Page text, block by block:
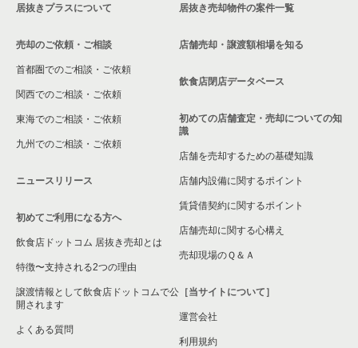
川崎市麻生区の飲食店の居抜き売却物件の案件一覧
相模原市中央区の飲食店の居抜き売却物件の案件一覧
横浜市保土ケ谷区の飲食店の居抜き売却物件の案件一覧
横浜市旭区の飲食店の居抜き売却物件の案件一覧
横浜市緑区の飲食店の居抜き売却物件の案件一覧
平塚市の飲食店の居抜き売却物件の案件一覧
横浜市港南区の飲食店の居抜き売却物件の案件一覧
横須賀市の飲食店の居抜き売却物件の案件一覧
三浦市の飲食店の居抜き売却物件の案件一覧
藤沢市の飲食店の居抜き売却物件の案件一覧
居抜きプラスについて
売却のご依頼・ご相談
首都圏でのご相談・ご依頼
関西でのご相談・ご依頼
東海でのご相談・ご依頼
九州でのご相談・ご依頼
ニュースリリース
初めてご利用になる方へ
飲食店ドットコム 居抜き売却とは
特徴〜支持される2つの理由
譲渡情報として飲食店ドットコムで公
開されます
よくある質問
居抜き売却物件の案件一覧
店舗売却・譲渡額相場を知る
飲食店閉店データベース
初めての店舗査定・売却についての知
識
店舗を売却するための基礎知識
店舗内設備に関するポイント
賃貸借契約に関するポイント
店舗売却に関する心構え
売却現場のＱ＆Ａ
［当サイトについて］
運営会社
利用規約